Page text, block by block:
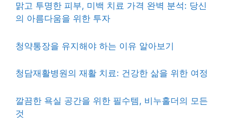
맑고 투명한 피부, 미백 치료 가격 완벽 분석: 당신
의 아름다움을 위한 투자
청약통장을 유지해야 하는 이유 알아보기
청담재활병원의 재활 치료: 건강한 삶을 위한 여정
깔끔한 욕실 공간을 위한 필수템, 비누홀더의 모든
것